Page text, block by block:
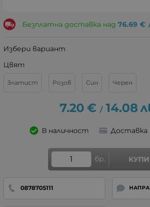
Безплатна доставка над 76.69 €
Избери вариант
Цвят
Златист Розов Син Черен
7.20 € / 14.08
В наличност Доставка
бр. КУПИ
0878705111